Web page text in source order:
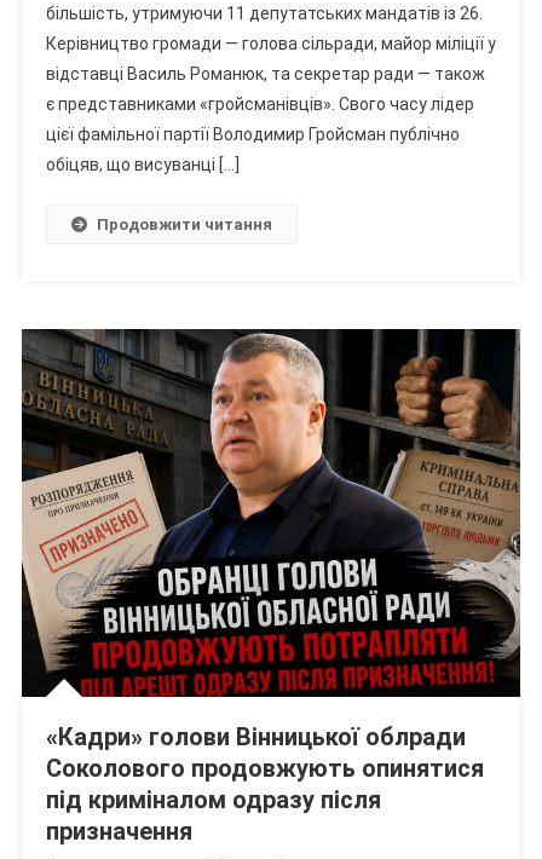
Пустити
Під
Сокиру
Майже
400
Дерев
Фейкових
більшість, утримуючи 11 депутатських мандатів із 26.
Керівництво громади — голова сільради, майор міліції у
відставці Василь Романюк, та секретар ради — також
є представниками «гройсманівців». Свого часу лідер
цієї фамільної партії Володимир Гройсман публічно
обіцяв, що висуванці […]
Продовжити читання
«Кадри» голови Вінницької облради
Соколового продовжують опинятися
під криміналом одразу після
призначення